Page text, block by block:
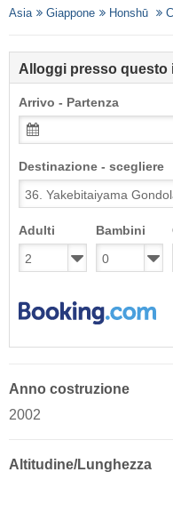
Asia Giappone Honshū
Alloggi presso questo
Arrivo - Partenza
Destinazione - scegliere
Adulti Bambini
Anno costruzione
2002
Altitudine/Lunghezza